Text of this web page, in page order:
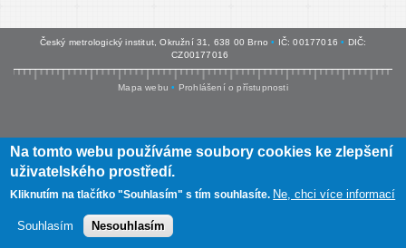
Český metrologický institut, Okružní 31, 638 00 Brno • IČ: 00177016 • DIČ:
CZ00177016
Mapa webu • Prohlášení o přístupnosti
Na tomto webu používáme soubory cookies ke zlepšení
uživatelského prostředí.
Kliknutím na tlačítko "Souhlasím" s tím souhlasíte. Ne, chci více informací
Souhlasím Nesouhlasím